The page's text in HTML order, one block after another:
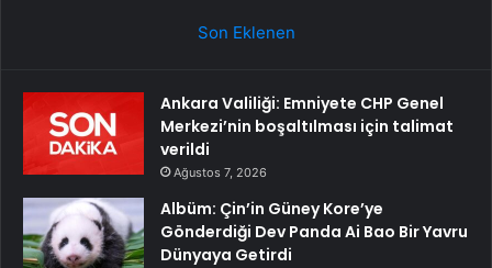
Son Eklenen
Ankara Valiliği: Emniyete CHP Genel
Merkezi’nin boşaltılması için talimat
verildi
Ağustos 7, 2026
Albüm: Çin’in Güney Kore’ye
Gönderdiği Dev Panda Ai Bao Bir Yavru
Dünyaya Getirdi